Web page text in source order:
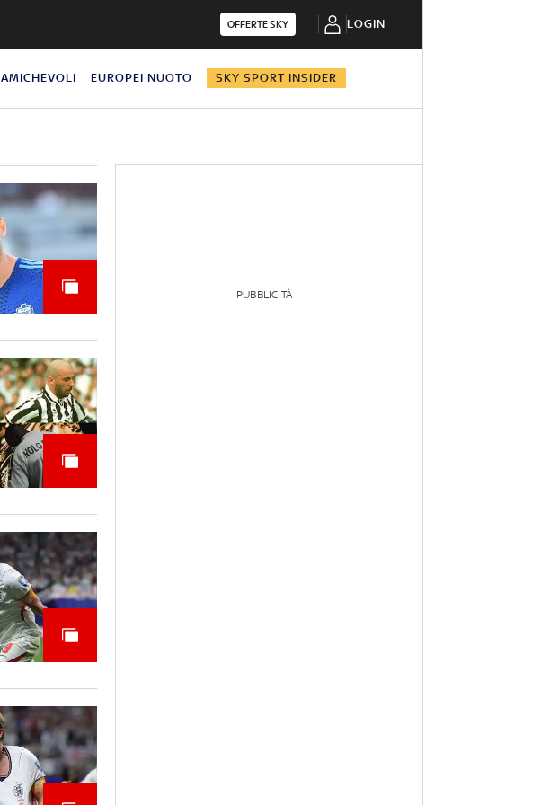
OFFERTE SKY LOGIN
AMICHEVOLI EUROPEI NUOTO SKY SPORT INSIDER
PUBBLICITÀ